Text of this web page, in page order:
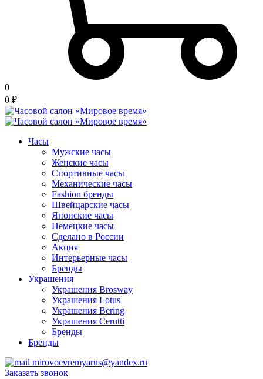
0
0 ₽
Часы
Мужские часы
Женские часы
Спортивные часы
Механические часы
Fashion бренды
Швейцарские часы
Японские часы
Немецкие часы
Сделано в России
Акция
Интерьерные часы
Бренды
Украшения
Украшения Brosway
Украшения Lotus
Украшения Bering
Украшения Cerutti
Бренды
Бренды
mirovoevremyarus@yandex.ru
Заказать звонок